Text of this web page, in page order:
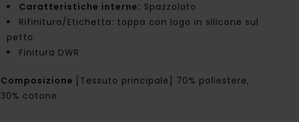
Caratteristiche interne: Spazzolato
Rifinitura/Etichetta: toppa con logo in silicone sul
petto
Finitura DWR
Composizione
[Tessuto principale] 70% poliestere,
30% cotone